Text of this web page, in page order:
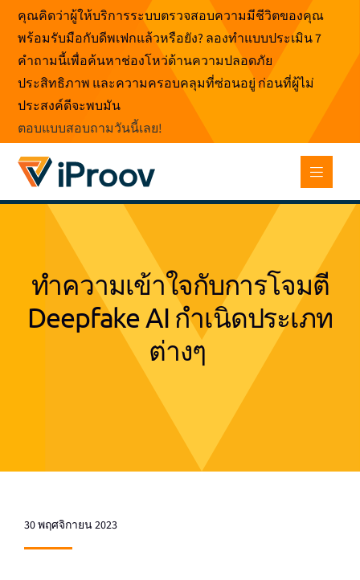
ข้าม
เนื้อหา
คุณคิดว่าผู้ให้บริการระบบตรวจสอบความมีชีวิตของคุณ
พร้อมรับมือกับดีพเฟกแล้วหรือยัง? ลองทำแบบประเมิน 7
คำถามนี้เพื่อค้นหาช่องโหว่ด้านความปลอดภัย
ประสิทธิภาพ และความครอบคลุมที่ซ่อนอยู่ ก่อนที่ผู้ไม่
ประสงค์ดีจะพบมัน
ตอบแบบสอบถามวันนี้เลย!
ทําความเข้าใจกับการโจมตี
Deepfake AI กําเนิดประเภท
ต่างๆ
30 พฤศจิกายน 2023